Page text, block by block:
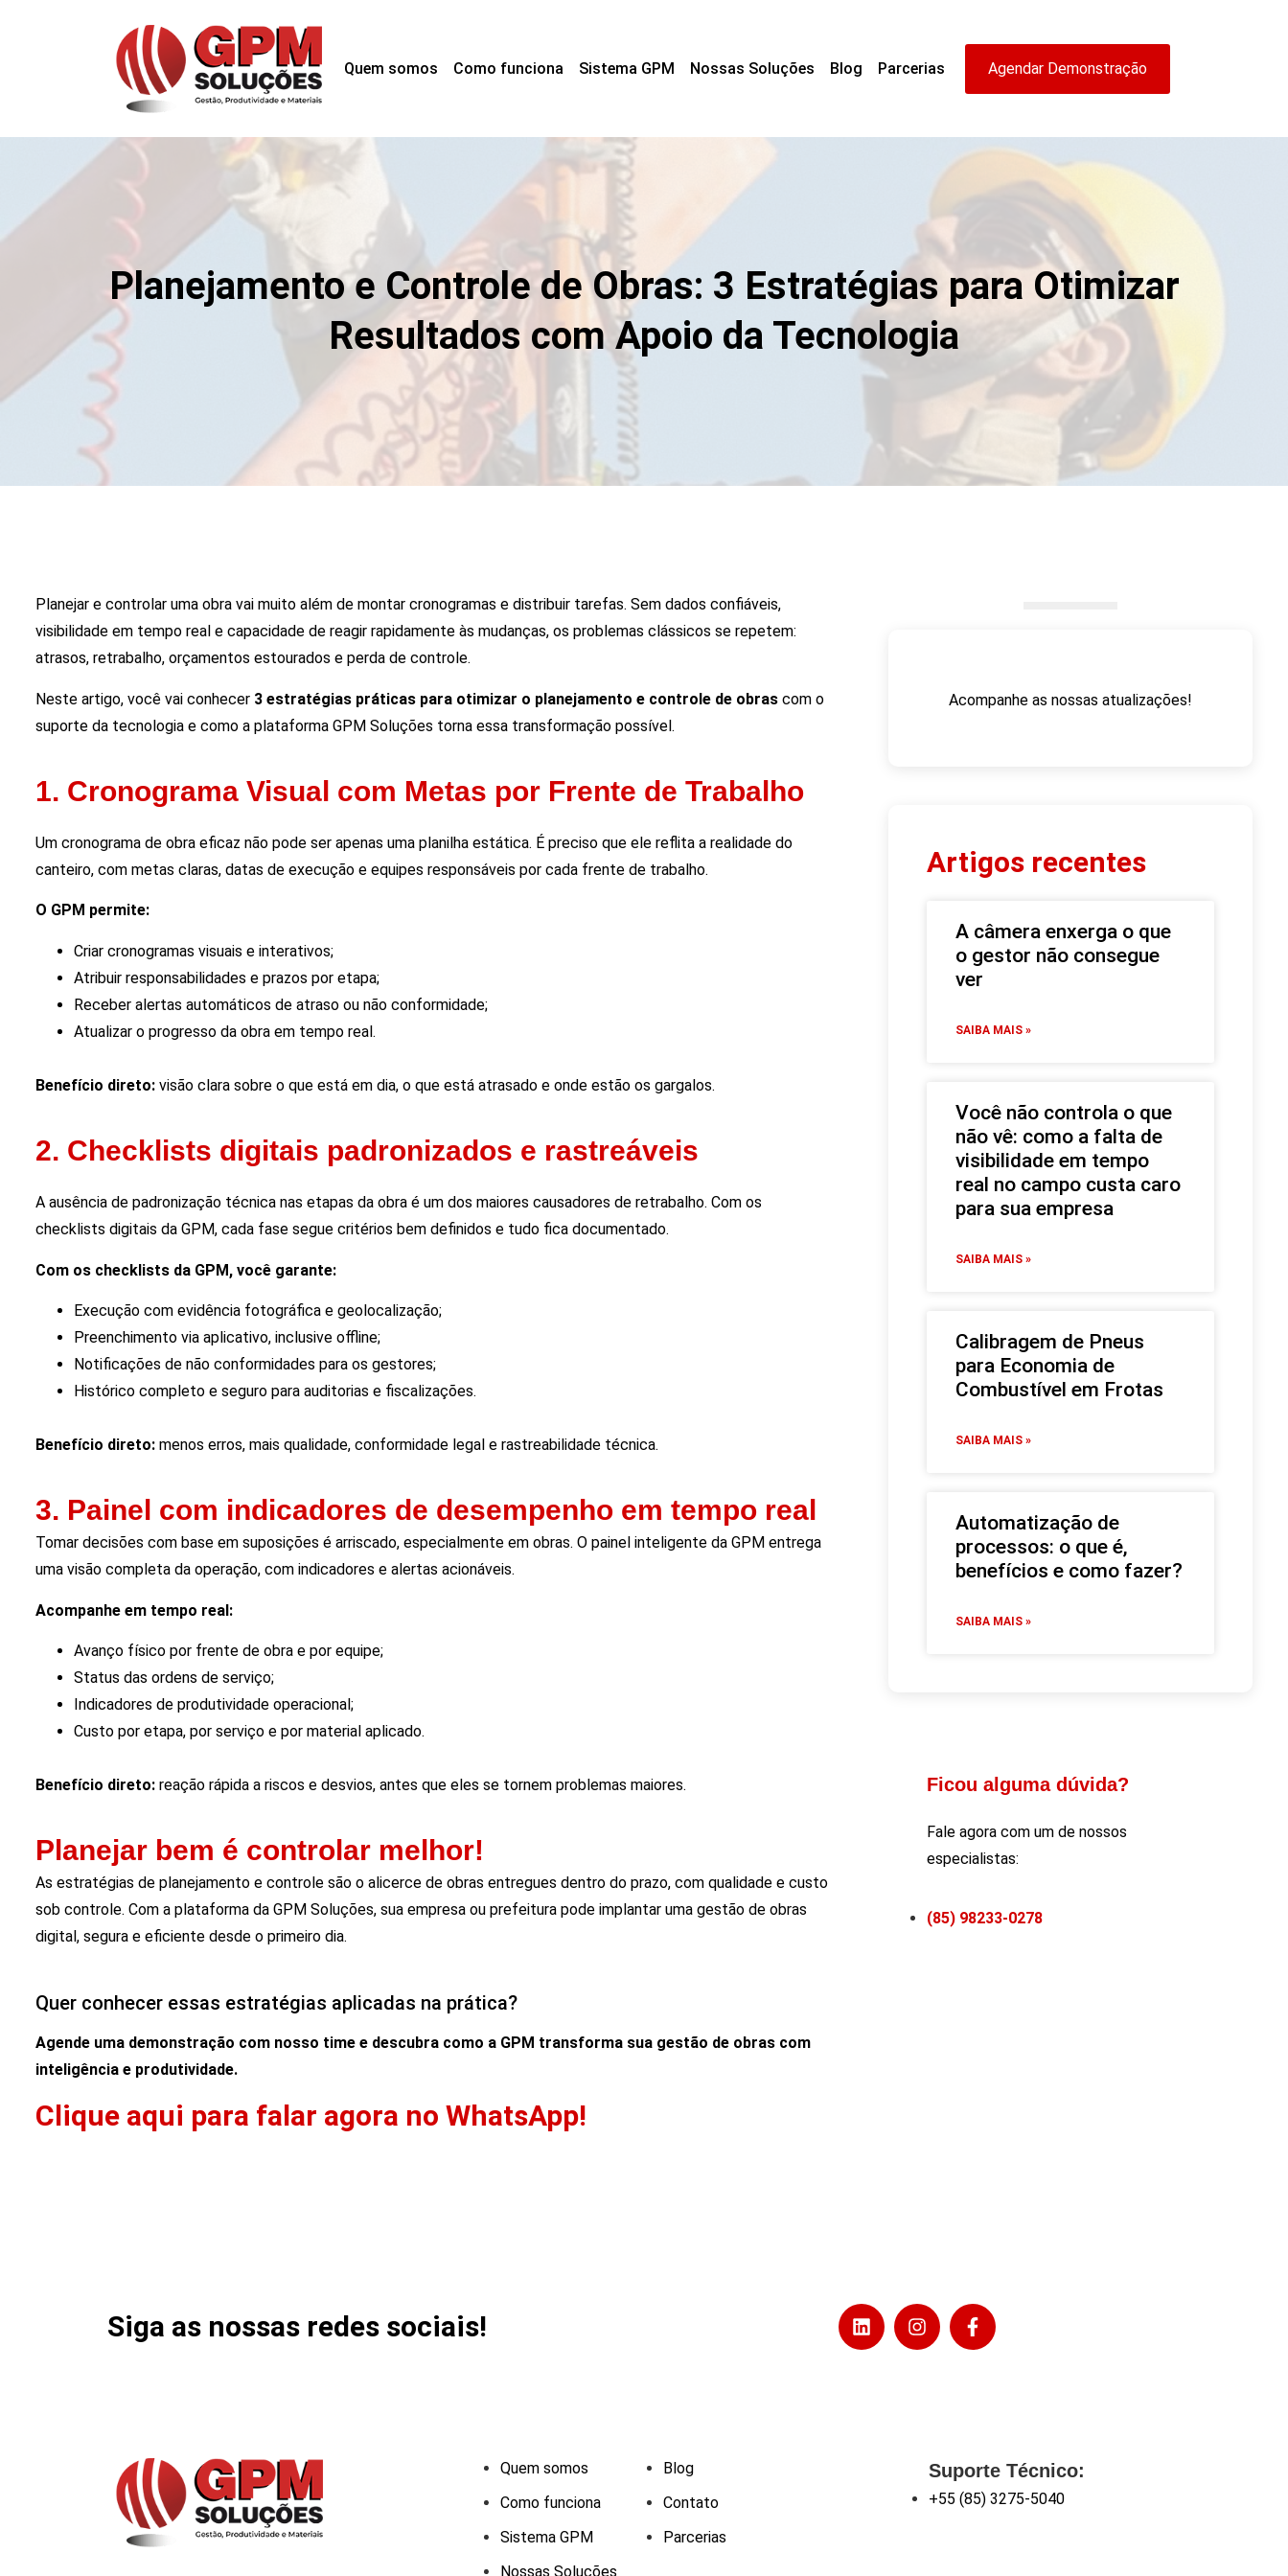
Quem somos Como funciona Sistema GPM Nossas Soluções Blog Parcerias Agendar Demonstração
Planejamento e Controle de Obras: 3 Estratégias para Otimizar
Resultados com Apoio da Tecnologia
Planejar e controlar uma obra vai muito além de montar cronogramas e distribuir tarefas. Sem dados confiáveis,
visibilidade em tempo real e capacidade de reagir rapidamente às mudanças, os problemas clássicos se repetem:
atrasos, retrabalho, orçamentos estourados e perda de controle.
Neste artigo, você vai conhecer 3 estratégias práticas para otimizar o planejamento e controle de obras com o
suporte da tecnologia e como a plataforma GPM Soluções torna essa transformação possível.
1. Cronograma Visual com Metas por Frente de Trabalho
Um cronograma de obra eficaz não pode ser apenas uma planilha estática. É preciso que ele reflita a realidade do
canteiro, com metas claras, datas de execução e equipes responsáveis por cada frente de trabalho.
O GPM permite:
Criar cronogramas visuais e interativos;
Atribuir responsabilidades e prazos por etapa;
Receber alertas automáticos de atraso ou não conformidade;
Atualizar o progresso da obra em tempo real.
Benefício direto: visão clara sobre o que está em dia, o que está atrasado e onde estão os gargalos.
2. Checklists digitais padronizados e rastreáveis
A ausência de padronização técnica nas etapas da obra é um dos maiores causadores de retrabalho. Com os
checklists digitais da GPM, cada fase segue critérios bem definidos e tudo fica documentado.
Com os checklists da GPM, você garante:
Execução com evidência fotográfica e geolocalização;
Preenchimento via aplicativo, inclusive offline;
Notificações de não conformidades para os gestores;
Histórico completo e seguro para auditorias e fiscalizações.
Benefício direto: menos erros, mais qualidade, conformidade legal e rastreabilidade técnica.
3. Painel com indicadores de desempenho em tempo real
Tomar decisões com base em suposições é arriscado, especialmente em obras. O painel inteligente da GPM entrega
uma visão completa da operação, com indicadores e alertas acionáveis.
Acompanhe em tempo real:
Avanço físico por frente de obra e por equipe;
Status das ordens de serviço;
Indicadores de produtividade operacional;
Custo por etapa, por serviço e por material aplicado.
Benefício direto: reação rápida a riscos e desvios, antes que eles se tornem problemas maiores.
Planejar bem é controlar melhor!
As estratégias de planejamento e controle são o alicerce de obras entregues dentro do prazo, com qualidade e custo
sob controle. Com a plataforma da GPM Soluções, sua empresa ou prefeitura pode implantar uma gestão de obras
digital, segura e eficiente desde o primeiro dia.
Quer conhecer essas estratégias aplicadas na prática?
Agende uma demonstração com nosso time e descubra como a GPM transforma sua gestão de obras com
inteligência e produtividade.
Clique aqui para falar agora no WhatsApp!
Acompanhe as nossas atualizações!
Artigos recentes
A câmera enxerga o que
o gestor não consegue
ver
SAIBA MAIS »
Você não controla o que
não vê: como a falta de
visibilidade em tempo
real no campo custa caro
para sua empresa
SAIBA MAIS »
Calibragem de Pneus
para Economia de
Combustível em Frotas
SAIBA MAIS »
Automatização de
processos: o que é,
benefícios e como fazer?
SAIBA MAIS »
Ficou alguma dúvida?
Fale agora com um de nossos
especialistas:
(85) 98233-0278
Siga as nossas redes sociais!
Quem somos
Como funciona
Sistema GPM
Nossas Soluções
Blog
Contato
Parcerias
Suporte Técnico:
+55 (85) 3275-5040